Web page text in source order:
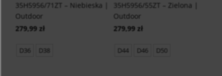
35H5956/71ZT – Niebieska |
Outdoor
279,99 zł
D36 D38
35H5956/55ZT – Zielona |
Outdoor
279,99 zł
D44 D46 D50